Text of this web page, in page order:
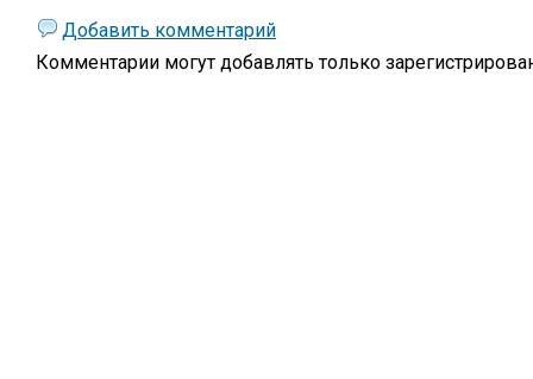
Добавить комментарий
Комментарии могут добавлять только